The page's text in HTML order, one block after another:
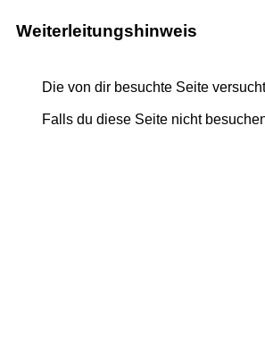
Weiterleitungshinweis
Die von dir besuchte Seite
Falls du diese Seite nicht